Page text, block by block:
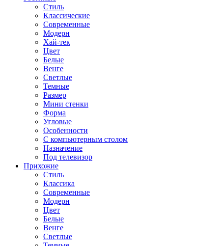
Стиль
Классические
Современные
Модерн
Хай-тек
Цвет
Белые
Венге
Светлые
Темные
Размер
Мини стенки
Форма
Угловые
Особенности
С компьютерным столом
Назначение
Под телевизор
Прихожие
Стиль
Классика
Современные
Модерн
Цвет
Белые
Венге
Светлые